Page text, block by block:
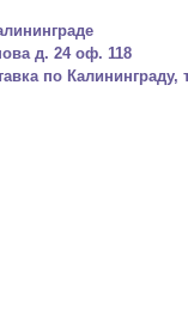
д. 24 оф. 118
по Калининграду,